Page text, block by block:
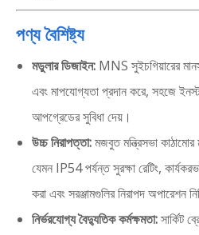
পণ্য বৈশিষ্ট্য
মডুলার ডিজাইন: MNS সুইচগিয়ারের
এবং মাপযোগ্যতা প্রদান করে, সহজে
আপগ্রেডের সুবিধা দেয়।
উচ্চ নিরাপত্তা:মজবুত মন্ত্রিসভা
যেমন IP54 পর্যন্ত সুরক্ষা রেটিং,
করা এবং সরঞ্জামগুলির নিরাপদ অপারেশন
নির্ভরযোগ্য বৈদ্যুতিক কর্মক্ষমতা:সার্কিট